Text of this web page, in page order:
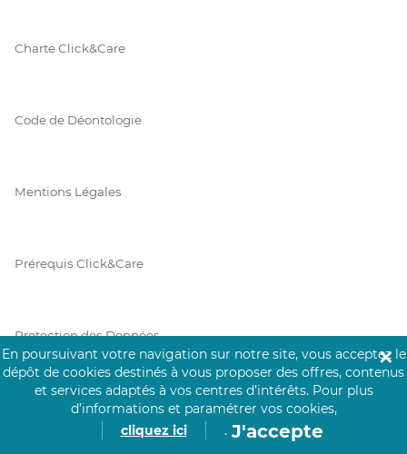
Charte Click&Care
Code de Déontologie
Mentions Légales
Prérequis Click&Care
Protection des Données
Vie Privée
En poursuivant votre navigation sur notre site, vous acceptez le
dépôt de cookies destinés à vous proposer des offres, contenus
et services adaptés à vos centres d’intérêts. Pour plus
d’informations et paramétrer vos cookies,
cliquez ici
. J'accepte
✕